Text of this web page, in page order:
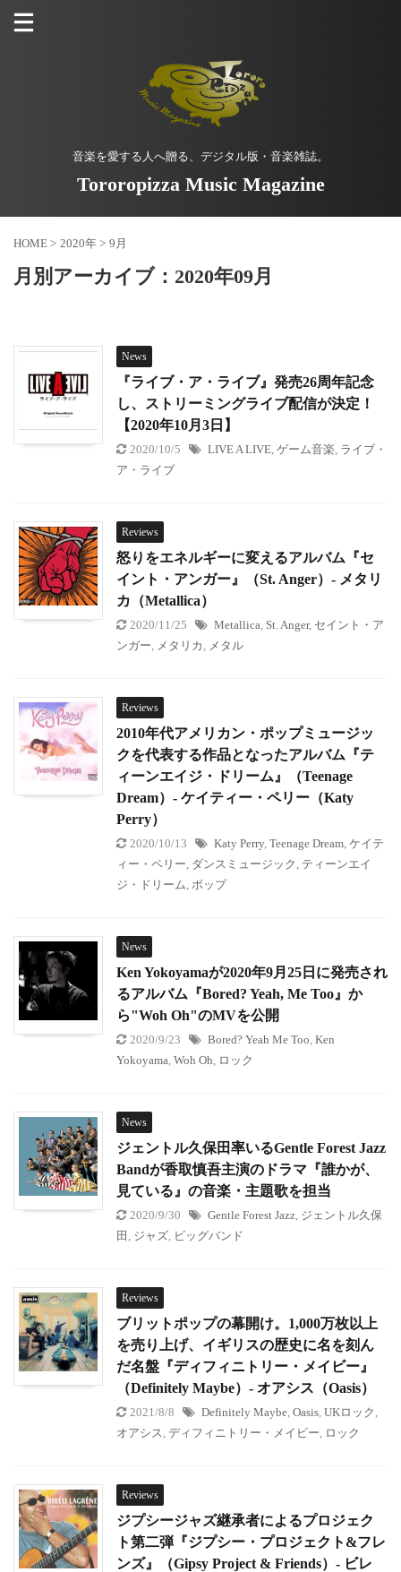
音楽を愛する人へ贈る、デジタル版・音楽雑誌。
Tororopizza Music Magazine
HOME > 2020年 > 9月
月別アーカイブ：2020年09月
News
『ライブ・ア・ライブ』発売26周年記念
し、ストリーミングライブ配信が決定！
【2020年10月3日】
2020/10/5 LIVE A LIVE ゲーム音楽 ライブ・
ア・ライブ
Reviews
怒りをエネルギーに変えるアルバム『セ
イント・アンガー』（St. Anger）- メタリ
カ（Metallica）
2020/11/25 Metallica St. Anger, セイント・ア
ンガー
メタリカ メタル
Reviews
2010年代アメリカン・ポップミュージッ
クを代表する作品となったアルバム『テ
ィーンエイジ・ドリーム』（Teenage
Dream）- ケイティー・ペリー（Katy
Perry）
2020/10/13 Katy Perry, Teenage Dream ケイテ
ィー・ペリー ダンスミュージック ティーンエイ
ジ・ドリーム ポップ
News
Ken Yokoyamaが2020年9月25日に発売され
るアルバム『Bored? Yeah, Me Too』か
ら"Woh Oh"のMVを公開
2020/9/23 Bored? Yeah Me Too Ken
Yokoyama Woh Oh ロック
News
ジェントル久保田率いるGentle Forest Jazz
Bandが香取慎吾主演のドラマ『誰かが、
見ている』の音楽・主題歌を担当
2020/9/30 Gentle Forest Jazz ジェントル久保
田 ジャズ ビッグバンド
Reviews
ブリットポップの幕開け。1,000万枚以上
を売り上げ、イギリスの歴史に名を刻ん
だ名盤『ディフィニトリー・メイビー』
（Definitely Maybe）- オアシス（Oasis）
2021/8/8 Definitely Maybe Oasis UKロック
オアシス ディフィニトリー・メイビー ロック
Reviews
ジプシージャズ継承者によるプロジェク
ト第二弾『ジプシー・プロジェクト&フレ
ンズ』（Gipsy Project & Friends）- ビレ